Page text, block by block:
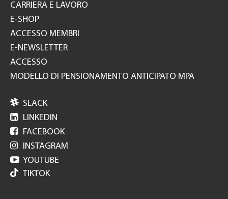
CARRIERA E LAVORO
E-SHOP
ACCESSO MEMBRI
E-NEWSLETTER
ACCESSO
MODELLO DI PENSIONAMENTO ANTICIPATO MPA
 SLACK
 LINKEDIN
 FACEBOOK
 INSTAGRAM
 YOUTUBE
TIKTOK